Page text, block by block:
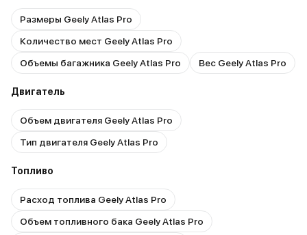
Размеры Geely Atlas Pro
Количество мест Geely Atlas Pro
Объемы багажника Geely Atlas Pro
Вес Geely Atlas Pro
Двигатель
Объем двигателя Geely Atlas Pro
Тип двигателя Geely Atlas Pro
Топливо
Расход топлива Geely Atlas Pro
Объем топливного бака Geely Atlas Pro